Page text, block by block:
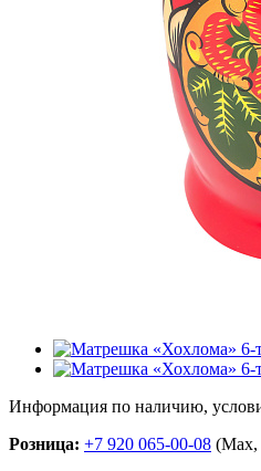
Информация по наличию,
Розница: +7 920 065-00-08